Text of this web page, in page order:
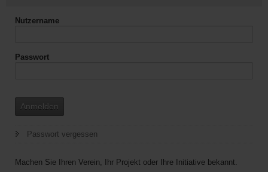
Nutzername
Passwort
Anmelden
Passwort vergessen
Machen Sie Ihren Verein, Ihr Projekt oder Ihre Initiative bekannt.